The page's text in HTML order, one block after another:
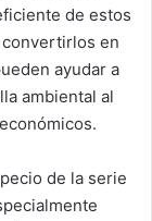
de estos
en
ayudar a
ambiental al
de la serie